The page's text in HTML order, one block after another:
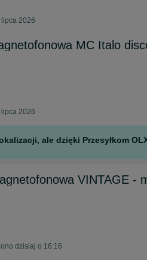
2026
MC Italo
2026
ale dzięki Przesyłkom
VINTAGE -
dzisiaj o 16:16